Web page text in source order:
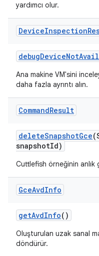
yardımcı olur.
DeviceInspection
debugDeviceNot
Ana makine VM'sini
daha fazla ayrıntı alın.
CommandResult
deleteSnapshotGce
snapshotId)
Cuttlefish örneğinin anlık
GceAvdInfo
getAvdInfo()
Oluşturulan uzak sanal
döndürür.